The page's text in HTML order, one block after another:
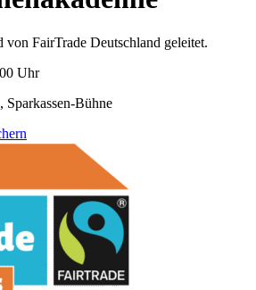
FairTrade Deutschland geleitet.
Uhr
Bühne